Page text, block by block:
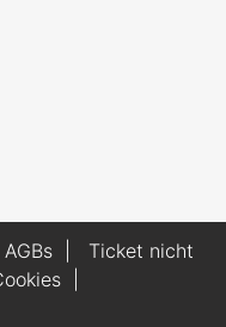
AGBs| Ticket nicht